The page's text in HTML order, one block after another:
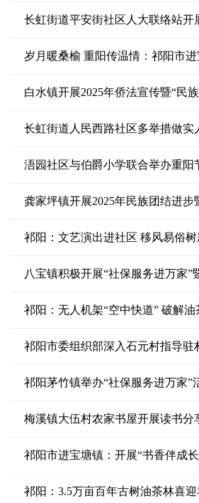
长虹街道平安街社区人大联络站开
岁月暖桑榆 重阳传温情：祁阳市
白水镇开展2025年侨法宣传暨“民
长虹街道人民西路社区多举措做
浯园社区与伯爵小学联合举办重阳
龚家坪镇开展2025年民族团结进步
祁阳：文艺演出进社区 移风易俗树
八宝镇积极开展“社保服务进万家
祁阳：无人机架“空中快道” 破解油
祁阳市委组织部深入石元村指导驻
祁阳茅竹镇举办“社保服务进万家”
梅溪镇大伍村农家书屋开展读书分
祁阳市进宝塘镇：开展“书香伴成
祁阳：3.5万亩百年古树油茶林喜迎